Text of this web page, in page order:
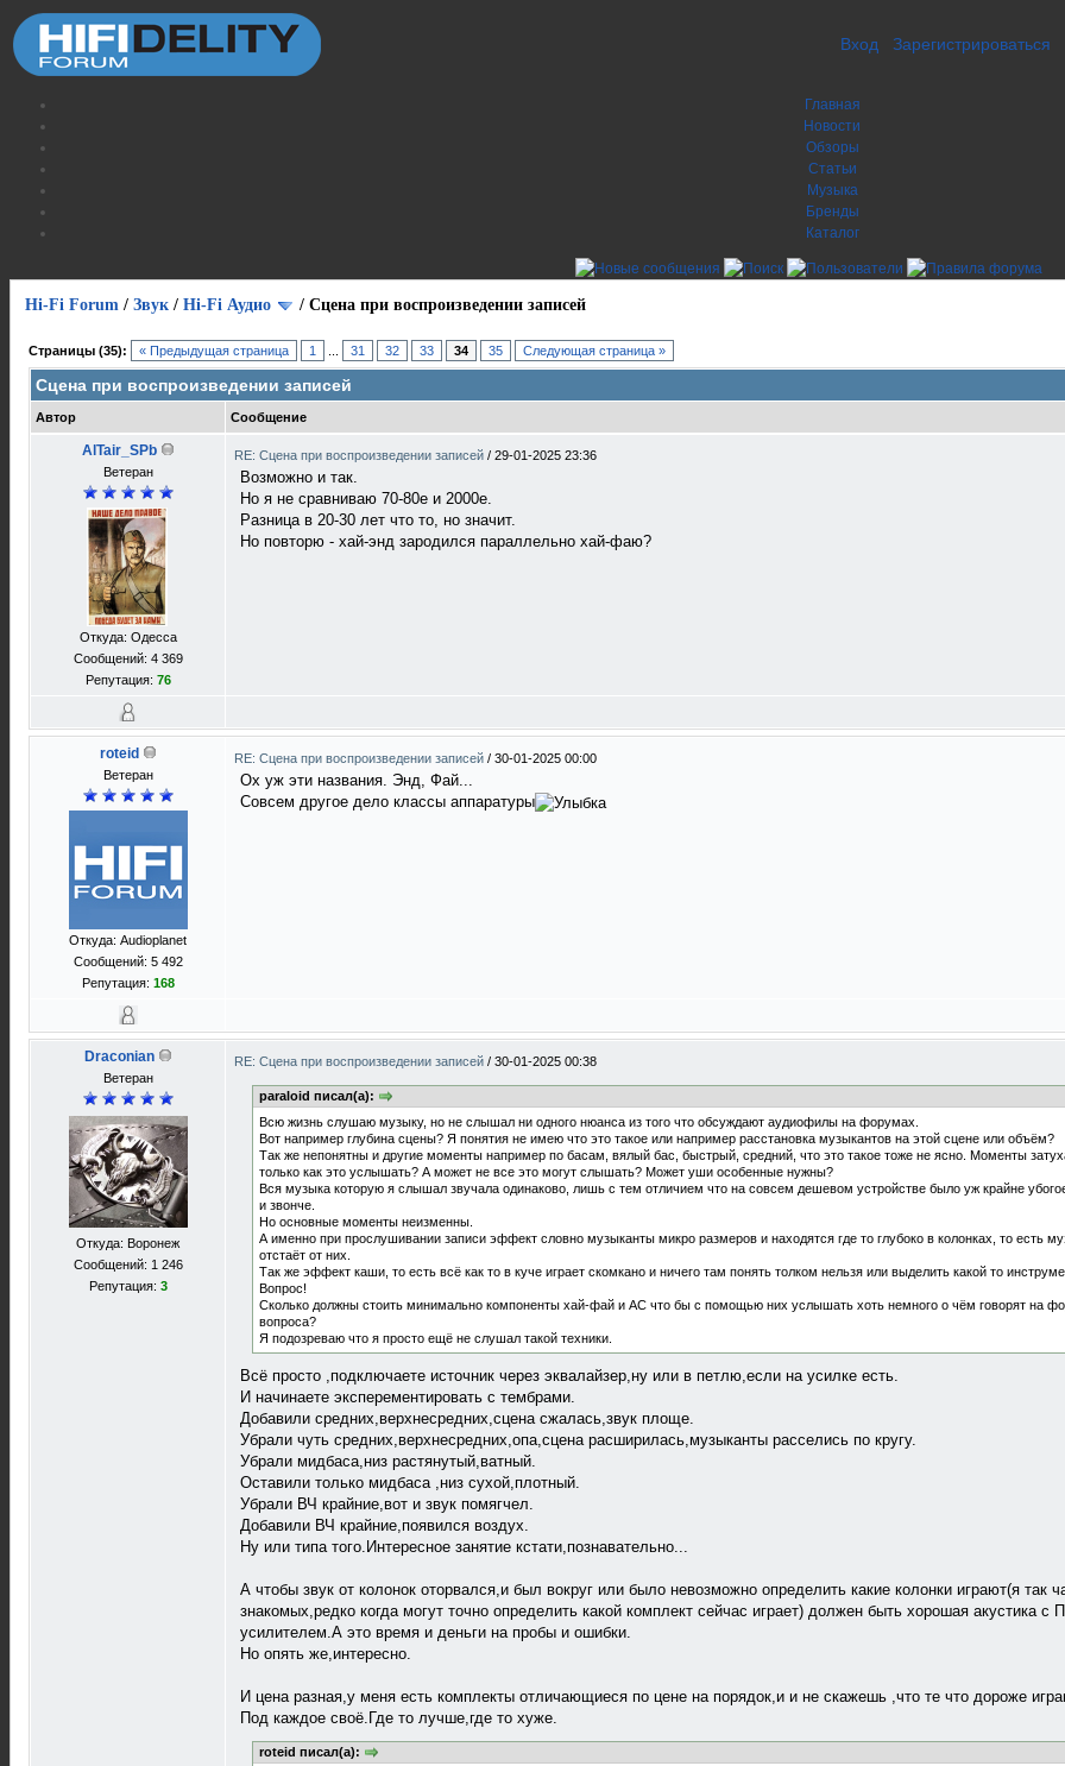
Вход Зарегистрироваться
Главная
Новости
Обзоры
Статьи
Музыка
Бренды
Каталог
Hi-Fi Forum / Звук / Hi-Fi Аудио / Сцена при воспроизведении записей
Страницы (35): « Предыдущая страница 1 31 32 33 34 35 Следующая страница »
Сцена при воспроизведении записей
Автор Сообщение
AlTair_SPb
Ветеран
Откуда: Одесса
Сообщений: 4 369
Репутация: 76
RE: Сцена при воспроизведении записей / 29-01-2025 23:36
Возможно и так.
Но я не сравниваю 70-80е и 2000е.
Разница в 20-30 лет что то, но значит.
Но повторю - хай-энд зародился параллельно хай-фаю?
roteid
Ветеран
Откуда: Audioplanet
Сообщений: 5 492
Репутация: 168
RE: Сцена при воспроизведении записей / 30-01-2025 00:00
Ох уж эти названия. Энд, Фай...
Совсем другое дело классы аппаратуры
Draconian
Ветеран
Откуда: Воронеж
Сообщений: 1 246
Репутация: 3
RE: Сцена при воспроизведении записей / 30-01-2025 00:38
paraloid писал(а):
Всю жизнь слушаю музыку, но не слышал ни одного нюанса из того что обсуждают аудиофилы на форумах.
Вот например глубина сцены? Я понятия не имею что это такое или например расстановка музыкантов на этой сцене или объём?
Так же непонятны и другие моменты например по басам, вялый бас, быстрый, средний, что это такое тоже не ясно. Моменты
только как это услышать? А может не все это могут слышать? Может уши особенные нужны?
Вся музыка которую я слышал звучала одинаково, лишь с тем отличием что на совсем дешевом устройстве было уж крайне
и звонче.
Но основные моменты неизменны.
А именно при прослушивании записи эффект словно музыканты микро размеров и находятся где то глубоко в колонках, то есть
отстаёт от них.
Так же эффект каши, то есть всё как то в куче играет скомкано и ничего там понять толком нельзя или выделить какой то
Вопрос!
Сколько должны стоить минимально компоненты хай-фай и АС что бы с помощью них услышать хоть немного о чём говорят на
вопроса?
Я подозреваю что я просто ещё не слушал такой техники.
Всё просто ,подключаете источник через эквалайзер,ну или в петлю,если на усилке есть.
И начинаете эксперементировать с тембрами.
Добавили средних,верхнесредних,сцена сжалась,звук площе.
Убрали чуть средних,верхнесредних,опа,сцена расширилась,музыканты расселись по кругу.
Убрали мидбаса,низ растянутый,ватный.
Оставили только мидбаса ,низ сухой,плотный.
Убрали ВЧ крайние,вот и звук помягчел.
Добавили ВЧ крайние,появился воздух.
Ну или типа того.Интересное занятие кстати,познавательно...
А чтобы звук от колонок оторвался,и был вокруг или было невозможно определить какие колонки играют(я так
знакомых,редко когда могут точно определить какой комплект сейчас играет) должен быть хорошая
усилителем.А это время и деньги на пробы и ошибки.
Но опять же,интересно.
И цена разная,у меня есть комплекты отличающиеся по цене на порядок,и и не скажешь ,что те что дороже
Под каждое своё.Где то лучше,где то хуже.
roteid писал(а):